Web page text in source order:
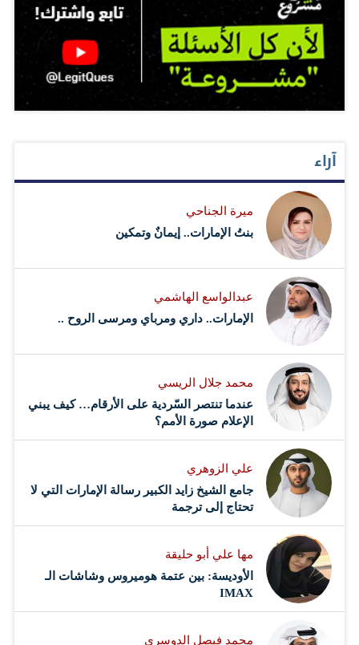
آراء
ميرة الجناحي
بنتُ الإمارات.. إيمانٌ وتمكين
عبدالواسع الهاشمي
الإمارات.. داري ومرباي ومرسى الروح ..
محمد جلال الريسي
عندما تنتصر السّردية على الأرقام… كيف يبني
الإعلام صورة الأمم؟
علي الزوهري
جامع الشيخ زايد الكبير رسالة الإمارات التي لا
تحتاج إلى ترجمة
مها علي أبو حليقة
الأوديسة: بين عتمة هوميروس وشاشات الـ
IMAX
محمد فيصل الدوسري ​